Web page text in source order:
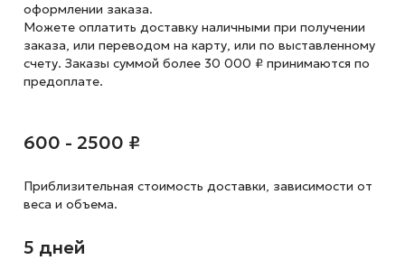
оформлении заказа.
Можете оплатить доставку наличными при получении
заказа, или переводом на карту, или по выставленному
счету. Заказы суммой более 30 000 ₽ принимаются по
предоплате.
600 - 2500 ₽
Приблизительная стоимость доставки, зависимости от
веса и объема.
5 дней